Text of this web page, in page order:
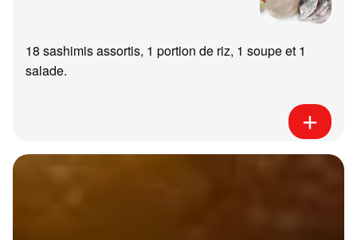
18 sashimis assortis, 1 portion de riz, 1 soupe et 1
salade.